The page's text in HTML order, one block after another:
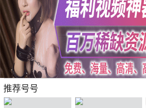
推荐号号